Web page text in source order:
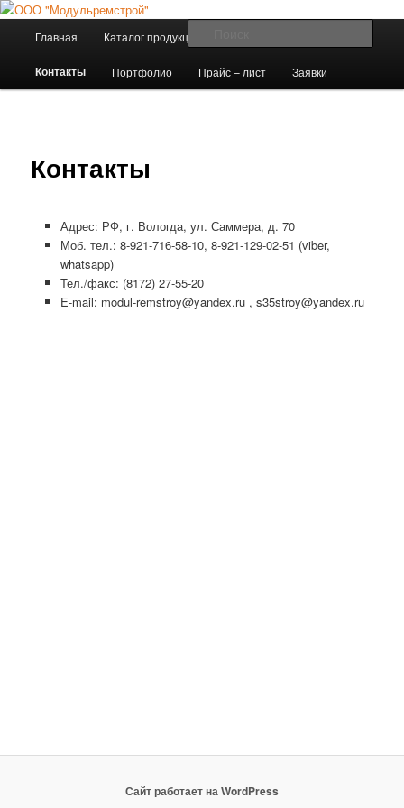
ООО "Модульремстрой"
Изготовление металлоконструкций в Вологде
Перейти
к
Главная Каталог продукции
Контакты Портфолио Прайс – лист Заявки
Контакты
Адрес: РФ, г. Вологда, ул. Саммера, д. 70
Моб. тел.: 8-921-716-58-10, 8-921-129-02-51 (viber,
whatsapp)
Тел./факс: (8172) 27-55-20
E-mail: modul-remstroy@yandex.ru , s35stroy@yandex.ru
Сайт работает на WordPress